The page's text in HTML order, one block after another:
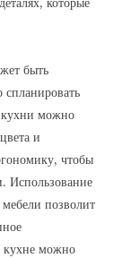
быть
кухни можно
и
чтобы
Использование
позволит
кухне можно